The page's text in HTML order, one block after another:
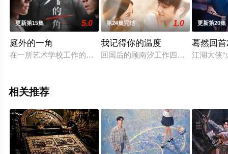
更新第15集 5.0
庭外的一角
在一所艺术学校工作的教师袁英才（陈泂江饰）突然自杀。他
第24集完结 1.0
我记得你的温度
回国后的顾南汐工作四处碰壁，却
更新第20集
蓦然回首
江湖大侠
相关推荐